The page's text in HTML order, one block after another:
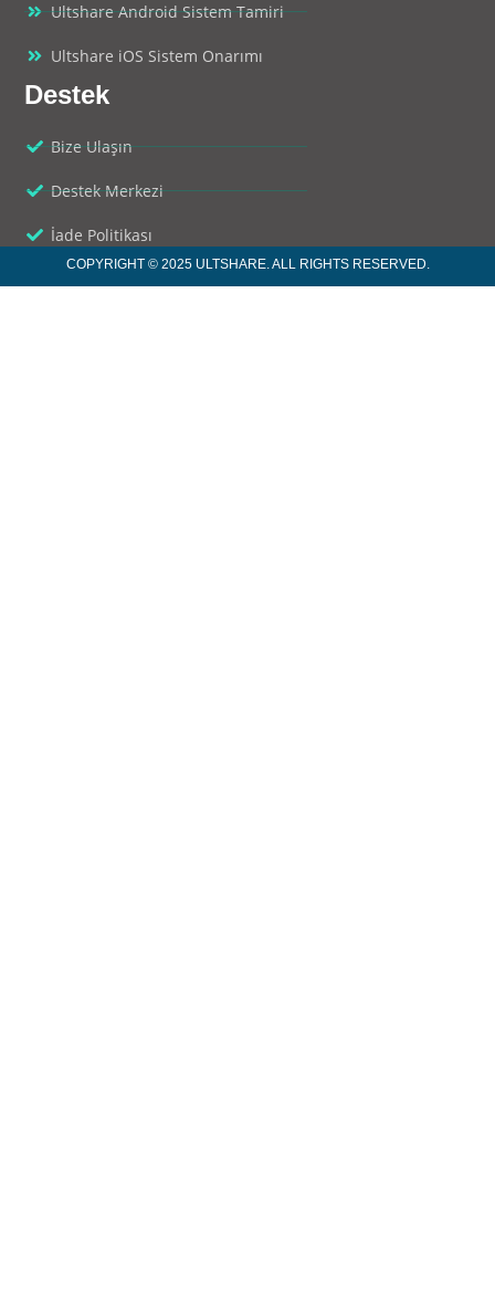
Ultshare Android Sistem Tamiri
Ultshare iOS Sistem Onarımı
Destek
Bize Ulaşın
Destek Merkezi
İade Politikası
COPYRIGHT © 2025 ULTSHARE. ALL RIGHTS RESERVED.